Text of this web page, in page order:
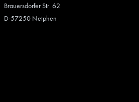
Brauersdorfer Str. 62
D-57250 Netphen